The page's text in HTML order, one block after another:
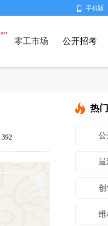
手机版
零工市场 公开招考
392
热
公
最
创
维